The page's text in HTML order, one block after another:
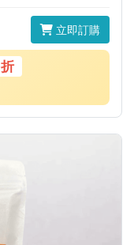
立即訂購